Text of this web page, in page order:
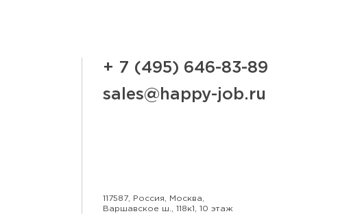
+ 7 (495) 646-83-89
sales@happy-job.ru
117587, Россия, Москва,
Варшавское ш., 118к1, 10 этаж